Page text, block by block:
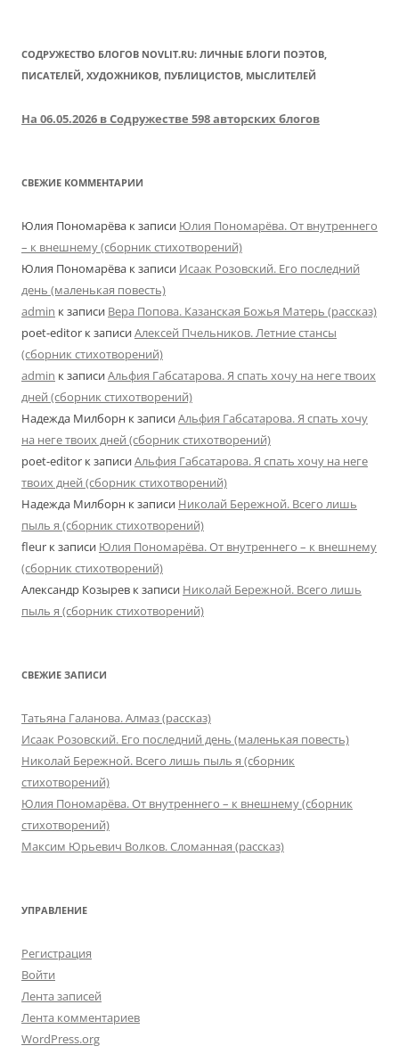
СОДРУЖЕСТВО БЛОГОВ NOVLIT.RU: ЛИЧНЫЕ БЛОГИ ПОЭТОВ,
ПИСАТЕЛЕЙ, ХУДОЖНИКОВ, ПУБЛИЦИСТОВ, МЫСЛИТЕЛЕЙ
На 06.05.2026 в Содружестве 598 авторских блогов
СВЕЖИЕ КОММЕНТАРИИ
Юлия Пономарёва к записи Юлия Пономарёва. От внутреннего
– к внешнему (сборник стихотворений)
Юлия Пономарёва к записи Исаак Розовский. Его последний
день (маленькая повесть)
admin к записи Вера Попова. Казанская Божья Матерь (рассказ)
poet-editor к записиАлексей Пчельников. Летние стансы
(сборник стихотворений)
admin к записиАльфия Габсатарова. Я спать хочу на неге твоих
дней (сборник стихотворений)
Надежда Милборн к записиАльфия Габсатарова. Я спать хочу
на неге твоих дней (сборник стихотворений)
poet-editor к записиАльфия Габсатарова. Я спать хочу на неге
твоих дней (сборник стихотворений)
Надежда Милборн к записи Николай Бережной. Всего лишь
пыль я (сборник стихотворений)
fleur к записи Юлия Пономарёва. От внутреннего – к внешнему
(сборник стихотворений)
Александр Козырев к записи Николай Бережной. Всего лишь
пыль я (сборник стихотворений)
СВЕЖИЕ ЗАПИСИ
Татьяна Галанова. Алмаз (рассказ)
Исаак Розовский. Его последний день (маленькая повесть)
Николай Бережной. Всего лишь пыль я (сборник
стихотворений)
Юлия Пономарёва. От внутреннего – к внешнему (сборник
стихотворений)
Максим Юрьевич Волков. Сломанная (рассказ)
УПРАВЛЕНИЕ
Регистрация
Войти
Лента записей
Лента комментариев
WordPress.org